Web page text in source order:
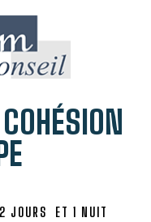
2 JOURS ET 1 NUIT